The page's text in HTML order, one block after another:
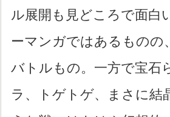
ル展開も見どころで面白
ーマンガではあるものの
バトルもの。一方で宝石
ラ、トゲトゲ、まさに結